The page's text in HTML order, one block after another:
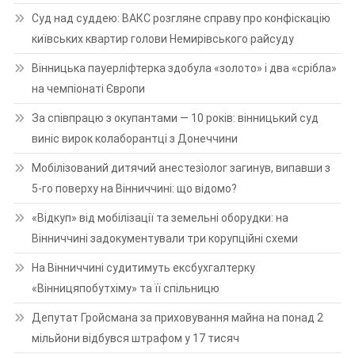
Суд над суддею: ВАКС розгляне справу про конфіскацію
київських квартир голови Немирівського райсуду
Вінницька пауерліфтерка здобула «золото» і два «срібла»
на чемпіонаті Європи
За співпрацю з окупантами — 10 років: вінницький суд
виніс вирок колаборантці з Донеччини
Мобілізований дитячий анестезіолог загинув, випавши з
5-го поверху на Вінниччині: що відомо?
«Відкуп» від мобілізації та земельні оборудки: на
Вінниччині задокументували три корупційні схеми
На Вінниччині судитимуть ексбухгалтерку
«Вінницяпобутхіму» та її спільницю
Депутат Гройсмана за приховування майна на понад 2
мільйони відбувся штрафом у 17 тисяч